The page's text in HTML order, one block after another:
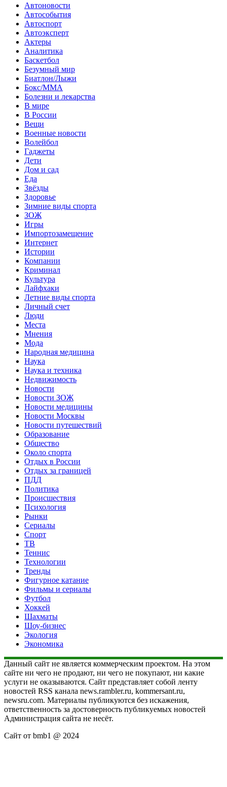
Автоновости
Автособытия
Автоспорт
Автоэксперт
Актеры
Аналитика
Баскетбол
Безумный мир
Биатлон/Лыжи
Бокс/MMA
Болезни и лекарства
В мире
В России
Вещи
Военные новости
Волейбол
Гаджеты
Дети
Дом и сад
Еда
Звёзды
Здоровье
Зимние виды спорта
ЗОЖ
Игры
Импортозамещение
Интернет
Истории
Компании
Криминал
Культура
Лайфхаки
Летние виды спорта
Личный счет
Люди
Места
Мнения
Мода
Народная медицина
Наука
Наука и техника
Недвижимость
Новости
Новости ЗОЖ
Новости медицины
Новости Москвы
Новости путешествий
Образование
Общество
Около спорта
Отдых в России
Отдых за границей
ПДД
Политика
Происшествия
Психология
Рынки
Сериалы
Спорт
ТВ
Теннис
Технологии
Тренды
Фигурное катание
Фильмы и сериалы
Футбол
Хоккей
Шахматы
Шоу-бизнес
Экология
Экономика
Данный сайт не является коммерческим проектом. На этом
сайте ни чего не продают, ни чего не покупают, ни какие
услуги не оказываются. Сайт представляет собой ленту
новостей RSS канала news.rambler.ru, kommersant.ru,
newsru.com. Материалы публикуются без искажения,
ответственность за достоверность публикуемых новостей
Администрация сайта не несёт.
Сайт от bmb1 @ 2024